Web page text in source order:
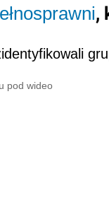
,
pod wideo